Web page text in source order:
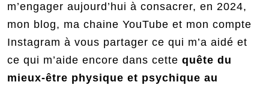
m’engager aujourd’hui à consacrer, en 2024,
mon blog, ma chaine YouTube et mon compte
Instagram à vous partager ce qui m’a aidé et
ce qui m’aide encore dans cette quête du
mieux-être physique et psychique au